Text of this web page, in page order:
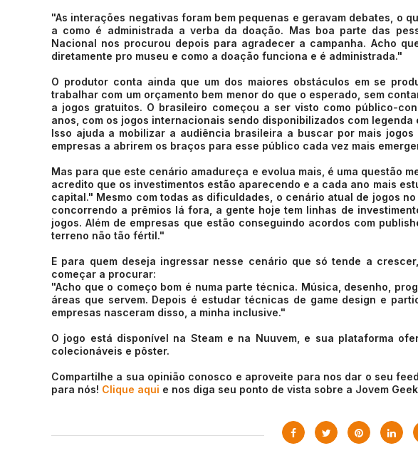
"As interações negativas foram bem pequenas e geravam debates, o
a como é administrada a verba da doação. Mas boa parte das
Nacional nos procurou depois para agradecer a campanha. Acho
diretamente pro museu e como a doação funciona e é administrada."
O produtor conta ainda que um dos maiores obstáculos em se
trabalhar com um orçamento bem menor do que o esperado, sem
a jogos gratuitos. O brasileiro começou a ser visto como público-
anos, com os jogos internacionais sendo disponibilizados com
Isso ajuda a mobilizar a audiência brasileira a buscar por mais
empresas a abrirem os braços para esse público cada vez mais
Mas para que este cenário amadureça e evolua mais, é uma questão
acredito que os investimentos estão aparecendo e a cada ano mais
capital." Mesmo com todas as dificuldades, o cenário atual de jogos
concorrendo a prêmios lá fora, a gente hoje tem linhas de
jogos. Além de empresas que estão conseguindo acordos com
terreno não tão fértil."
E para quem deseja ingressar nesse cenário que só tende a
começar a procurar:
"Acho que o começo bom é numa parte técnica. Música, desenho,
áreas que servem. Depois é estudar técnicas de game design e
empresas nasceram disso, a minha inclusive."
O jogo está disponível na Steam e na Nuuvem, e sua plataforma
colecionáveis e pôster.
Compartilhe a sua opinião conosco e aproveite para nos dar o seu
para nós! Clique aqui e nos diga seu ponto de vista sobre a Jovem